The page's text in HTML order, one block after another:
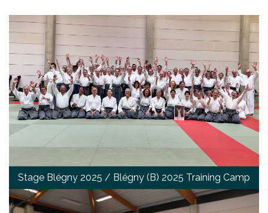
Stage Blégny 2025 / Blégny (B) 2025 Training Camp